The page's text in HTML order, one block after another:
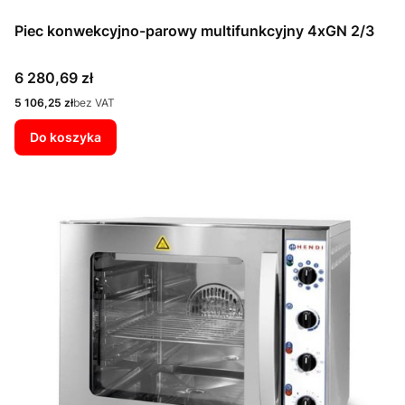
Piec konwekcyjno-parowy multifunkcyjny 4xGN 2/3
Cena
6 280,69 zł
Cena
5 106,25 złbez VAT
Do koszyka